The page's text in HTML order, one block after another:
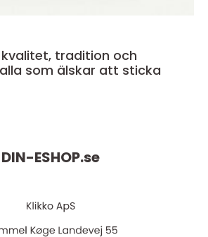
kvalitet, tradition och
som älskar att sticka
DIN-ESHOP.se